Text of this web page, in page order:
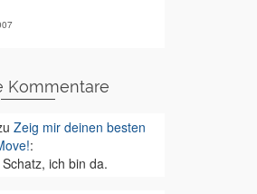
Kommentare
Zeig mir deinen besten
:
ich bin da.